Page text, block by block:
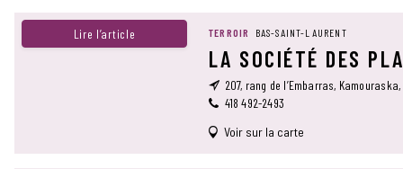
Lire l’article TERROIR BAS-SAINT-LAURENT
LA SOCIÉTÉ DES
207, rang de l’Embarras, Kamouraska,
418 492-2493
Voir sur la carte